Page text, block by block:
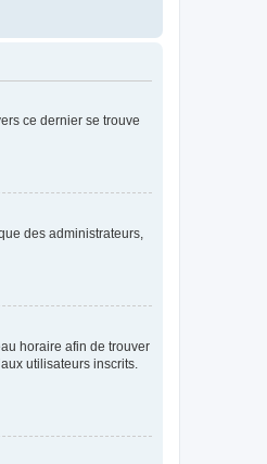
ce dernier se trouve
des administrateurs,
horaire afin de trouver
utilisateurs inscrits.